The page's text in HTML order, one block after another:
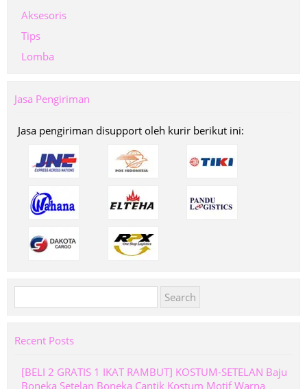
Aksesoris
Tips
Lomba
Jasa Pengiriman
Jasa pengiriman disupport oleh kurir berikut ini:
for:
Recent Posts
[BELI 2 GRATIS 1 IKAT RAMBUT] KOSTUM-SETELAN Baju
Boneka Setelan Boneka Cantik Kostum Motif Warna